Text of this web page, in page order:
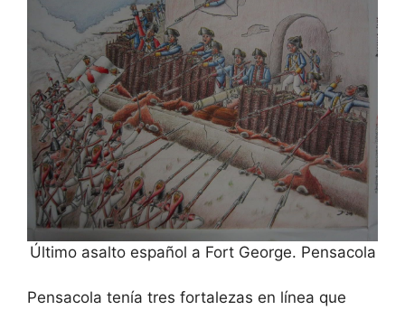
Último asalto español a Fort George. Pensacola
Pensacola tenía tres fortalezas en línea que